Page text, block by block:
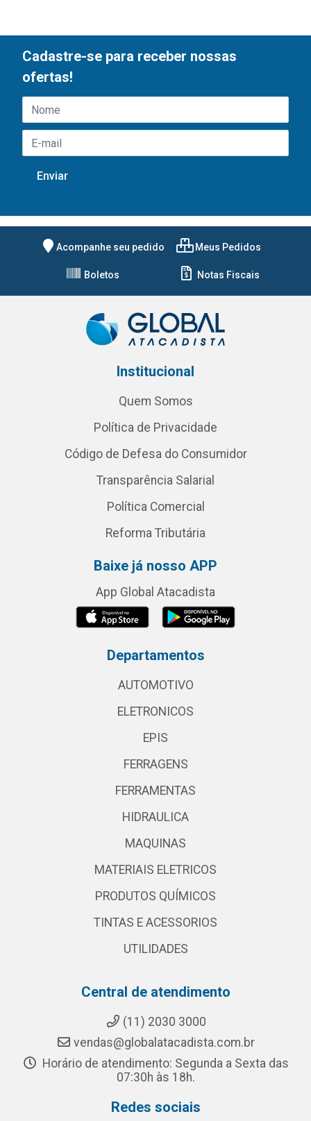
Cadastre-se para receber nossas
ofertas!
Acompanhe seu pedido Meus Pedidos
Boletos Notas Fiscais
Institucional
Quem Somos
Política de Privacidade
Código de Defesa do Consumidor
Transparência Salarial
Política Comercial
Reforma Tributária
Baixe já nosso APP
App Global Atacadista
Departamentos
AUTOMOTIVO
ELETRONICOS
EPIS
FERRAGENS
FERRAMENTAS
HIDRAULICA
MAQUINAS
MATERIAIS ELETRICOS
PRODUTOS QUÍMICOS
TINTAS E ACESSORIOS
UTILIDADES
Central de atendimento
(11) 2030 3000
vendas@globalatacadista.com.br
Horário de atendimento: Segunda a Sexta das
07:30h às 18h.
Redes sociais